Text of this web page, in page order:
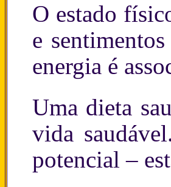
O estado
e
energia é
Uma dieta
vida
potencial –